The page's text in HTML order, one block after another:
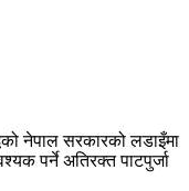
नेपाल सरकारको लडाइँमा
पर्ने अतिरक्त पाटपुर्जा